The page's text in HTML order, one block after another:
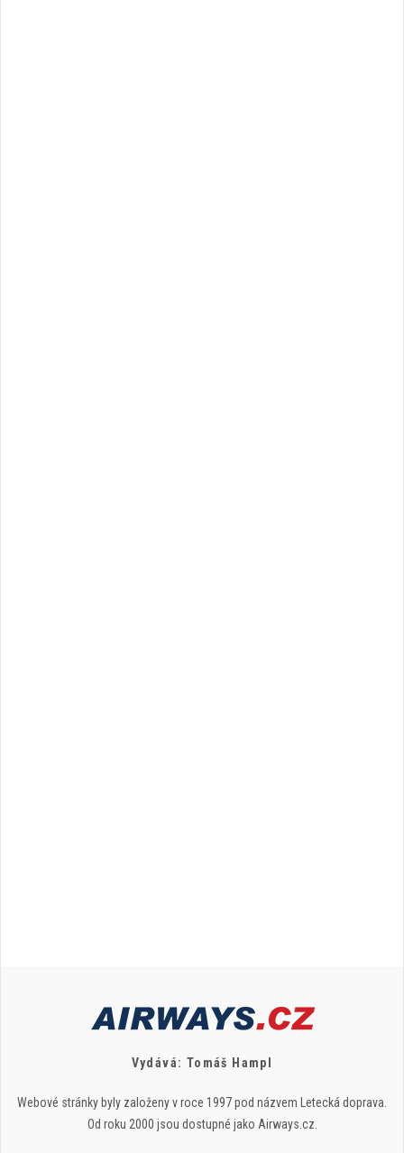
Vydává: Tomáš Hampl
Webové stránky byly založeny v roce 1997 pod názvem Letecká doprava.
Od roku 2000 jsou dostupné jako Airways.cz.